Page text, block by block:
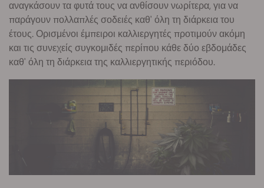
αναγκάσουν τα φυτά τους να ανθίσουν νωρίτερα, για να
παράγουν πολλαπλές σοδειές καθ' όλη τη διάρκεια του
έτους. Ορισμένοι έμπειροι καλλιεργητές προτιμούν ακόμη
και τις συνεχείς συγκομιδές περίπου κάθε δύο εβδομάδες
καθ' όλη τη διάρκεια της καλλιεργητικής περιόδου.